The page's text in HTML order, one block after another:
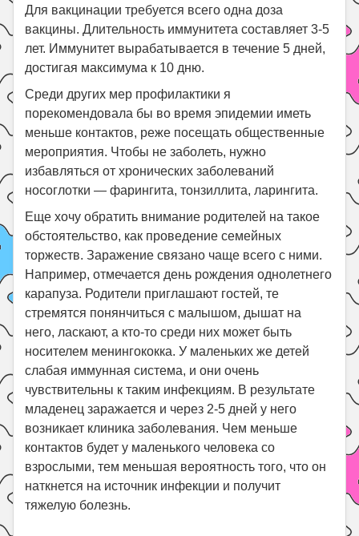
Для вакцинации требуется всего одна доза
вакцины. Длительность иммунитета составляет 3-5
лет. Иммунитет вырабатывается в течение 5 дней,
достигая максимума к 10 дню.
Среди других мер профилактики я
порекомендовала бы во время эпидемии иметь
меньше контактов, реже посещать общественные
мероприятия. Чтобы не заболеть, нужно
избавляться от хронических заболеваний
носоглотки — фарингита, тонзиллита, ларингита.
Еще хочу обратить внимание родителей на такое
обстоятельство, как проведение семейных
торжеств. Заражение связано чаще всего с ними.
Например, отмечается день рождения однолетнего
карапуза. Родители приглашают гостей, те
стремятся понянчиться с малышом, дышат на
него, ласкают, а кто-то среди них может быть
носителем менингококка. У маленьких же детей
слабая иммунная система, и они очень
чувствительны к таким инфекциям. В результате
младенец заражается и через 2-5 дней у него
возникает клиника заболевания. Чем меньше
контактов будет у маленького человека со
взрослыми, тем меньшая вероятность того, что он
наткнется на источник инфекции и получит
тяжелую болезнь.